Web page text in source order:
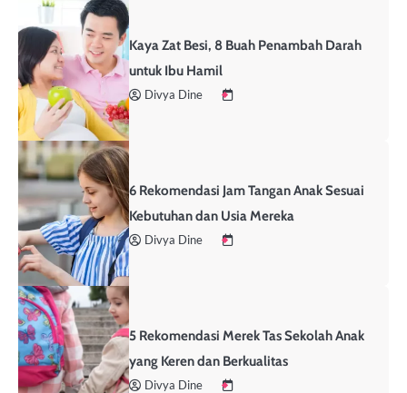
Kaya Zat Besi, 8 Buah Penambah Darah
untuk Ibu Hamil
Divya Dine
6 Rekomendasi Jam Tangan Anak Sesuai
Kebutuhan dan Usia Mereka
Divya Dine
5 Rekomendasi Merek Tas Sekolah Anak
yang Keren dan Berkualitas
Divya Dine